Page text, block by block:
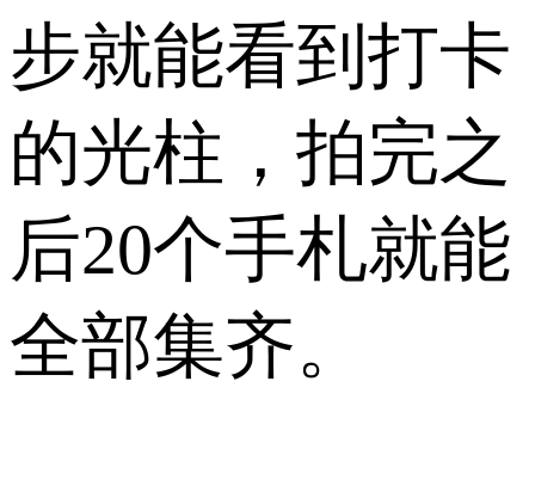
步就能看到打卡
的光柱，拍完之
后20个手札就能
全部集齐。